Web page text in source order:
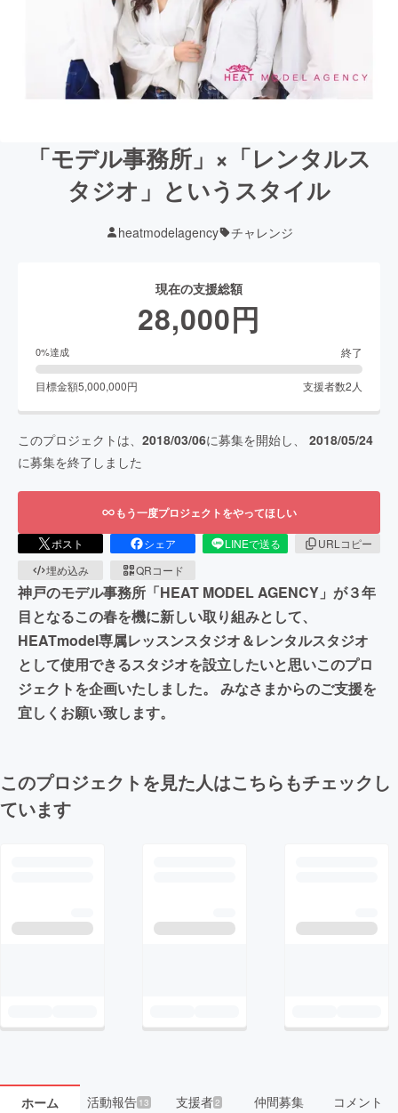
「モデル事務所」×「レンタルス
タジオ」というスタイル
heatmodelagency チャレンジ
現在の支援総額
28,000円
0%達成 終了
目標金額5,000,000円 支援者数2 人
このプロジェクトは、 2018/03/06に募集を開始し、 2018/05/24
に募集を終了しました
もう一度プロジェクトをやってほしい
ポスト シェア LINEで送る
URLコピー
埋め込み
QRコード
神戸のモデル事務所「HEAT MODEL AGENCY」が３年
目となるこの春を機に新しい取り組みとして、
HEATmodel専属レッスンスタジオ＆レンタルスタジオ
として使用できるスタジオを設立したいと思いこのプロ
ジェクトを企画いたしました。 みなさまからのご支援を
宜しくお願い致します。
このプロジェクトを見た人はこちらもチェックし
ています
ホーム 活動報告13 支援者2 仲間募集 コメント